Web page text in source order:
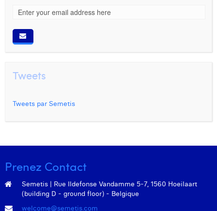
Tweets
Tweets par Semetis
Prenez Contact
Semetis | Rue Ildefonse Vandamme 5-7, 1560 Hoeilaart
(building D - ground floor) - Belgique
welcome@semetis.com